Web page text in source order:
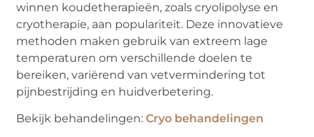
winnen koudetherapieën, zoals cryolipolyse en
cryotherapie, aan populariteit. Deze innovatieve
methoden maken gebruik van extreem lage
temperaturen om verschillende doelen te
bereiken, variërend van vetvermindering tot
pijnbestrijding en huidverbetering.
Bekijk behandelingen:Cryo behandelingen